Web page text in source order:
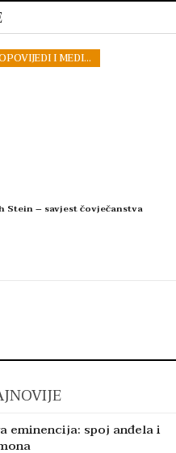
PROPOVIJEDI I MEDITACIJE
Stein – savjest čovječanstva
eminencija: spoj anđela i